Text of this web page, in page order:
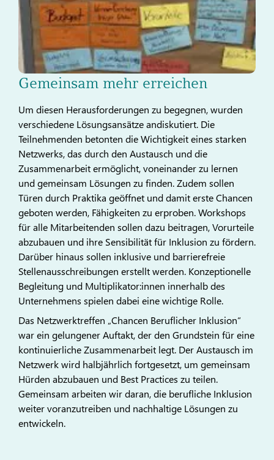
Gemeinsam mehr erreichen
Um diesen Herausforderungen zu begegnen, wurden
verschiedene Lösungsansätze andiskutiert. Die
Teilnehmenden betonten die Wichtigkeit eines starken
Netzwerks, das durch den Austausch und die
Zusammenarbeit ermöglicht, voneinander zu lernen
und gemeinsam Lösungen zu finden. Zudem sollen
Türen durch Praktika geöffnet und damit erste Chancen
geboten werden, Fähigkeiten zu erproben. Workshops
für alle Mitarbeitenden sollen dazu beitragen, Vorurteile
abzubauen und ihre Sensibilität für Inklusion zu fördern.
Darüber hinaus sollen inklusive und barrierefreie
Stellenausschreibungen erstellt werden. Konzeptionelle
Begleitung und Multiplikator:innen innerhalb des
Unternehmens spielen dabei eine wichtige Rolle.
Das Netzwerktreffen „Chancen Beruflicher Inklusion“
war ein gelungener Auftakt, der den Grundstein für eine
kontinuierliche Zusammenarbeit legt. Der Austausch im
Netzwerk wird halbjährlich fortgesetzt, um gemeinsam
Hürden abzubauen und Best Practices zu teilen.
Gemeinsam arbeiten wir daran, die berufliche Inklusion
weiter voranzutreiben und nachhaltige Lösungen zu
entwickeln.